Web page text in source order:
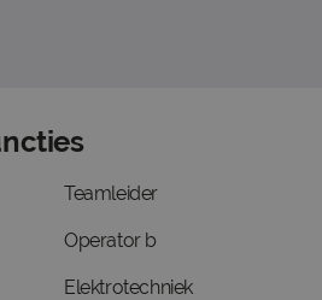
Teamleider
Operator b
Elektrotechniek